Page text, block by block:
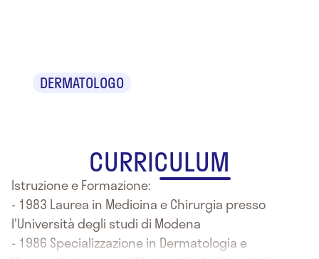
DERMATOLOGO
CURRICULUM
Istruzione e Formazione:
- 1983 Laurea in Medicina e Chirurgia presso
l'Università degli studi di Modena
- 1986 Specializzazione in Dermatologia e